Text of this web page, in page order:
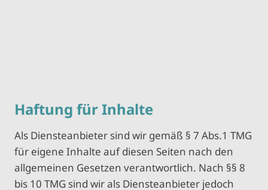
Haftung für Inhalte
Als Diensteanbieter sind wir gemäß § 7 Abs.1 TMG
für eigene Inhalte auf diesen Seiten nach den
allgemeinen Gesetzen verantwortlich. Nach §§ 8
bis 10 TMG sind wir als Diensteanbieter jedoch